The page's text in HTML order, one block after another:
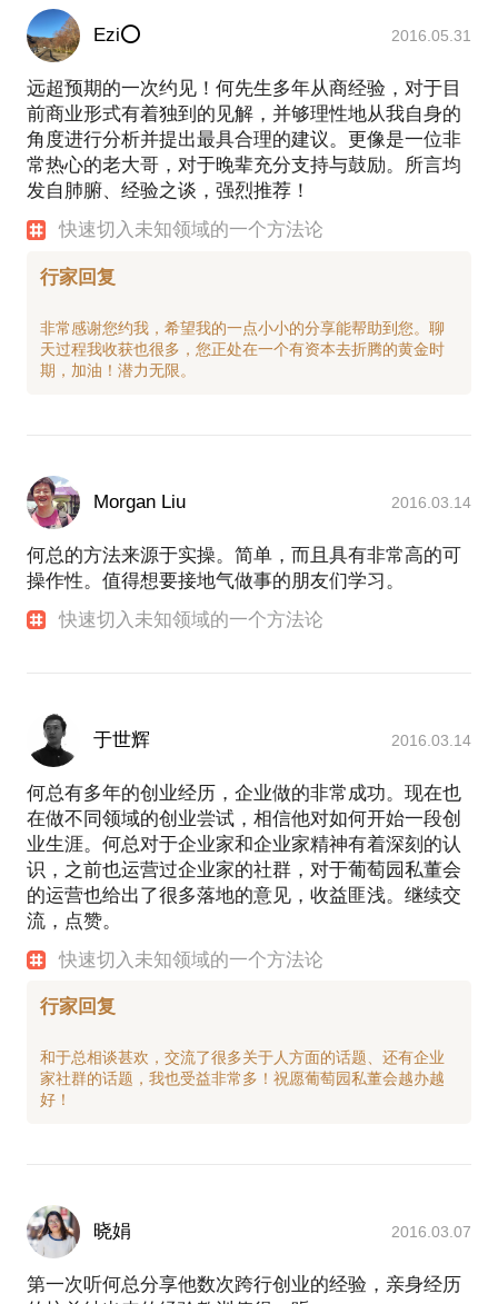
Ezi⭕ 2016.05.31
远超预期的一次约见！何先生多年从商经验，对于目
前商业形式有着独到的见解，并够理性地从我自身的
角度进行分析并提出最具合理的建议。更像是一位非
常热心的老大哥，对于晚辈充分支持与鼓励。所言均
发自肺腑、经验之谈，强烈推荐！
快速切入未知领域的一个方法论
行家回复
非常感谢您约我，希望我的一点小小的分享能帮助到您。聊
天过程我收获也很多，您正处在一个有资本去折腾的黄金时
Morgan Liu 2016.03.14
何总的方法来源于实操。简单，而且具有非常高的可
操作性。值得想要接地气做事的朋友们学习。
快速切入未知领域的一个方法论
于世辉 2016.03.14
何总有多年的创业经历，企业做的非常成功。现在也
在做不同领域的创业尝试，相信他对如何开始一段创
业生涯。何总对于企业家和企业家精神有着深刻的认
识，之前也运营过企业家的社群，对于葡萄园私董会
的运营也给出了很多落地的意见，收益匪浅。继续交
流，点赞。
快速切入未知领域的一个方法论
行家回复
和于总相谈甚欢，交流了很多关于人方面的话题、还有企业
家社群的话题，我也受益非常多！祝愿葡萄园私董会越办越
晓娟 2016.03.07
第一次听何总分享他数次跨行创业的经验，亲身经历